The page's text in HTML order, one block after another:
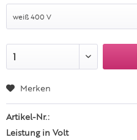
Merken
Artikel-Nr.:
Leistung in Volt